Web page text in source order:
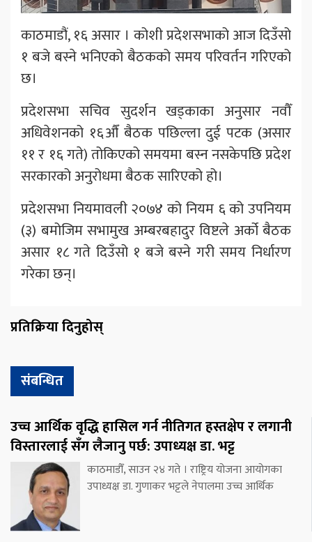
काठमाडौं, १६ असार । कोशी प्रदेशसभाको आज दिउँसो
१ बजे बस्ने भनिएको बैठकको समय परिवर्तन गरिएको
छ।
प्रदेशसभा सचिव सुदर्शन खड्काका अनुसार नवौँ
अधिवेशनको १६औँ बैठक पछिल्ला दुई पटक (असार
११ र १६ गते) तोकिएको समयमा बस्न नसकेपछि प्रदेश
सरकारको अनुरोधमा बैठक सारिएको हो।
प्रदेशसभा नियमावली २०७४ को नियम ६ को उपनियम
(३) बमोजिम सभामुख अम्बरबहादुर विष्टले अर्को बैठक
असार १८ गते दिउँसो १ बजे बस्ने गरी समय निर्धारण
गरेका छन्।
प्रतिक्रिया दिनुहोस्
संबन्धित
उच्च आर्थिक वृद्धि हासिल गर्न नीतिगत हस्तक्षेप र लगानी
विस्तारलाई सँग लैजानु पर्छ: उपाध्यक्ष डा. भट्ट
काठमाडौँ, साउन २४ गते । राष्ट्रिय योजना आयोगका
उपाध्यक्ष डा. गुणाकर भट्टले नेपालमा उच्च आर्थिक